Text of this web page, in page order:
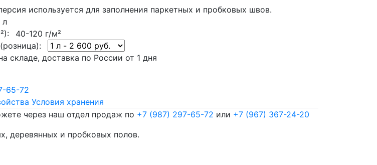
используется для заполнения паркетных и пробковых швов.
л
40-120 г/м²
складе, доставка по России от 1 дня
65-72
Условия хранения
через наш отдел продаж по +7 (987) 297-65-72 или +7 (967) 367-24-20
деревянных и пробковых полов.